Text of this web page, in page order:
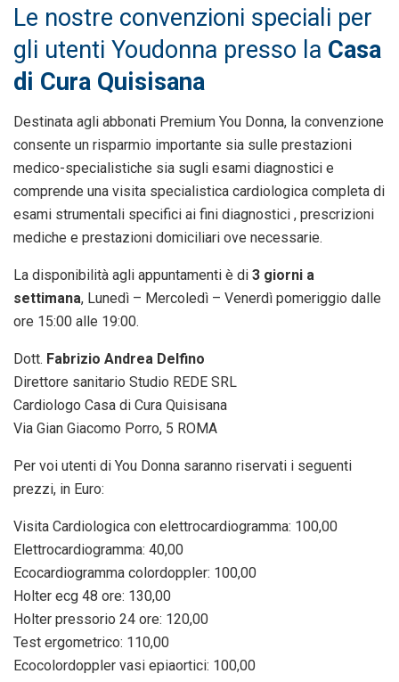
Le nostre convenzioni speciali per
gli utenti Youdonna presso la Casa
di Cura Quisisana
Destinata agli abbonati Premium You Donna, la convenzione
consente un risparmio importante sia sulle prestazioni
medico-specialistiche sia sugli esami diagnostici e
comprende una visita specialistica cardiologica completa di
esami strumentali specifici ai fini diagnostici , prescrizioni
mediche e prestazioni domiciliari ove necessarie.
La disponibilità agli appuntamenti è di 3 giorni a
settimana, Lunedì – Mercoledì – Venerdì pomeriggio dalle
ore 15:00 alle 19:00.
Dott. Fabrizio Andrea Delfino
Direttore sanitario Studio REDE SRL
Cardiologo Casa di Cura Quisisana
Via Gian Giacomo Porro, 5 ROMA
Per voi utenti di You Donna saranno riservati i seguenti
prezzi, in Euro:
Visita Cardiologica con elettrocardiogramma: 100,00
Elettrocardiogramma: 40,00
Ecocardiogramma colordoppler: 100,00
Holter ecg 48 ore: 130,00
Holter pressorio 24 ore: 120,00
Test ergometrico: 110,00
Ecocolordoppler vasi epiaortici: 100,00